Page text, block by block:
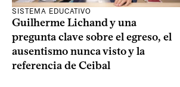
SISTEMA EDUCATIVO
Guilherme Lichand y una
pregunta clave sobre el egreso, el
ausentismo nunca visto y la
referencia de Ceibal